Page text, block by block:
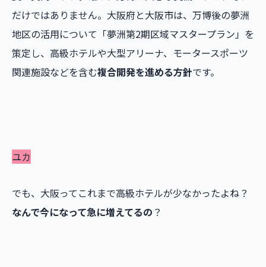
だけではありません。大阪府と大阪市は、万博後の夢洲
地区の活用について「夢洲第2期区域マスタープラン」を
策定し、高級ホテルや大型アリーナ、モータースポーツ
関連施設などを含む複合開発を進める方針です。
ユカ
でも、大阪ってこれまで高級ホテルが少なかったよね？
なんで今になって急に増えてるの ？